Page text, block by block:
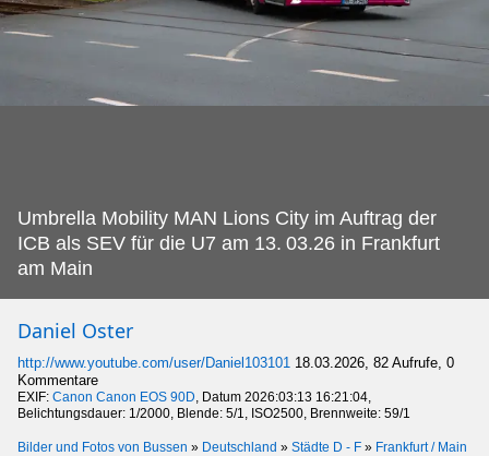
Umbrella Mobility MAN Lions City im Auftrag der
ICB als SEV für die U7 am 13. 03.26 in Frankfurt
am Main
Daniel Oster
http://www.youtube.com/user/Daniel103101 18.03.2026, 82 Aufrufe, 0
Kommentare
EXIF: Canon Canon EOS 90D, Datum 2026:03:13 16:21:04,
Belichtungsdauer: 1/2000, Blende: 5/1, ISO2500, Brennweite: 59/1
Bilder und Fotos von Bussen » Deutschland » Städte D - F » Frankfurt / Main